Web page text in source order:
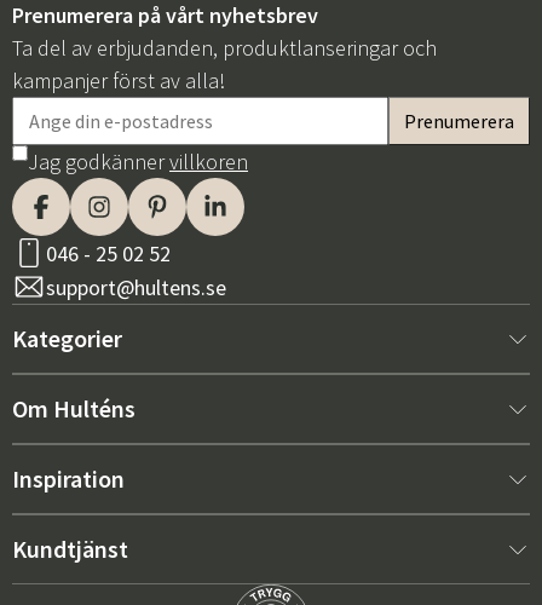
Prenumerera på vårt nyhetsbrev
Ta del av erbjudanden, produktlanseringar och
kampanjer först av alla!
Jag godkännervillkoren
046 - 25 02 52
support@hultens.se
Kategorier
Nytt hos oss
Inredning
Utemöbler
Om Hulténs
Om Hulténs
Säljavdelning
Inspiration
Bästsäljare
Trendspaning: Utemöbler 2026
Kundtjänst